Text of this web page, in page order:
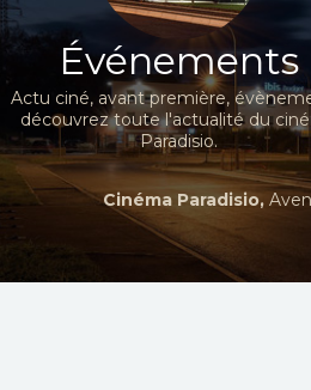
Événements
Actu ciné, avant première,
découvrez toute l'actualité du
Paradisio.
Cinéma Paradisio,